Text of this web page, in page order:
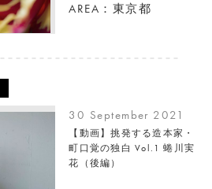
AREA：東京都
30 September 2021
【動画】挑発する造本家・
町口覚の独白 Vol.1 蜷川実
花（後編）